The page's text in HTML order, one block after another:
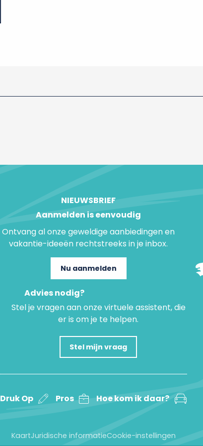
NIEUWSBRIEF
Aanmelden is eenvoudig
Ontvang al onze geweldige aanbiedingen en
vakantie-ideeën rechtstreeks in je inbox.
Nu aanmelden
Advies nodig?
Stel je vragen aan onze virtuele assistent, die
er is om je te helpen.
Stel mijn vraag
Druk Op Pros Hoe kom ik daar?
KaartJuridische informatieCookie-instellingen